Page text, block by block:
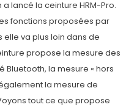
lancé la ceinture HRM-Pro.
fonctions proposées par
elle va plus loin dans de
propose la mesure des
la mesure « hors
la mesure de
tout ce que propose